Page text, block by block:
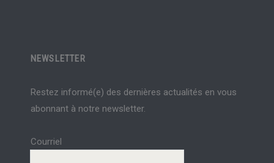
NEWSLETTER
Restez informé(e) des dernières actualités en vous
abonnant à notre newsletter.
Courriel